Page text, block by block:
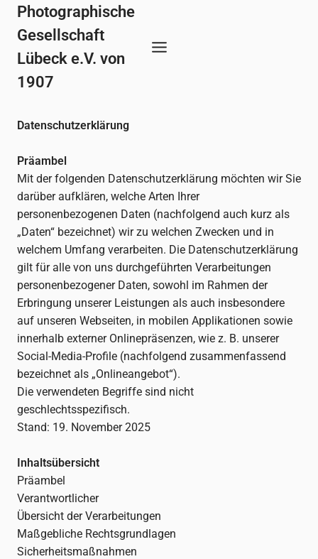
Zum
Inhalt
springen
Photographische
Gesellschaft
Lübeck e.V. von
1907
Datenschutzerklärung
Präambel
Mit der folgenden Datenschutzerklärung möchten wir Sie
darüber aufklären, welche Arten Ihrer
personenbezogenen Daten (nachfolgend auch kurz als
„Daten“ bezeichnet) wir zu welchen Zwecken und in
welchem Umfang verarbeiten. Die Datenschutzerklärung
gilt für alle von uns durchgeführten Verarbeitungen
personenbezogener Daten, sowohl im Rahmen der
Erbringung unserer Leistungen als auch insbesondere
auf unseren Webseiten, in mobilen Applikationen sowie
innerhalb externer Onlinepräsenzen, wie z. B. unserer
Social-Media-Profile (nachfolgend zusammenfassend
bezeichnet als „Onlineangebot“).
Die verwendeten Begriffe sind nicht
geschlechtsspezifisch.
Stand: 19. November 2025
Inhaltsübersicht
Präambel
Verantwortlicher
Übersicht der Verarbeitungen
Maßgebliche Rechtsgrundlagen
Sicherheitsmaßnahmen